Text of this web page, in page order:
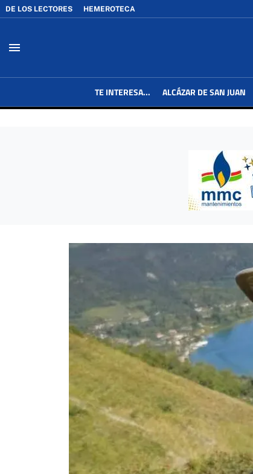
DE LOS LECTORES HEMEROTECA
menu
TE INTERESA... ALCÁZAR DE SAN JUAN